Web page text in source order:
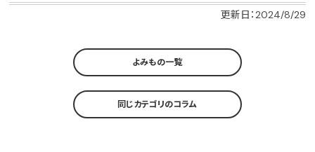
更新日：2024/8/29
よみもの一覧
同じカテゴリのコラム